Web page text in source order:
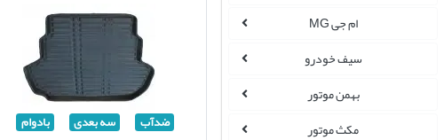
ام جی MG
سیف خودرو
بهمن موتور
مکث موتور
ضدآب سه بعدی بادوام